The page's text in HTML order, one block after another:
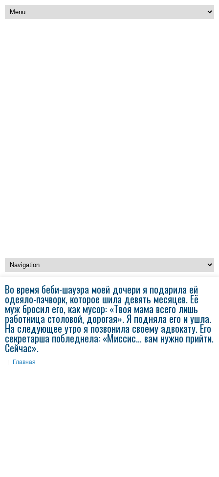
Во время беби-шауэра моей дочери я подарила ей
одеяло-пэчворк, которое шила девять месяцев. Её
муж бросил его, как мусор: «Твоя мама всего лишь
работница столовой, дорогая». Я подняла его и ушла.
На следующее утро я позвонила своему адвокату. Его
секретарша побледнела: «Миссис… вам нужно прийти.
Сейчас».
Главная